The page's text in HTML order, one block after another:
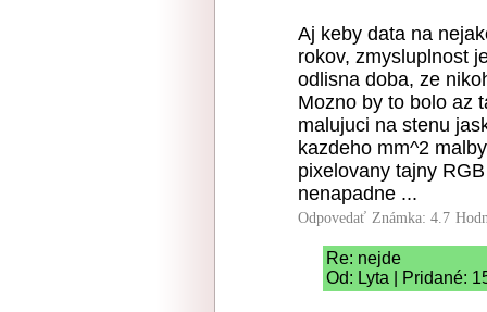
Aj keby data na
rokov, zmysluplnost
odlisna doba, ze
Mozno by to bolo az
malujuci na stenu
kazdeho mm^2
pixelovany tajny
nenapadne ...
Odpovedať Známka: 4.7
Re: nejde
Od: Lyta | Pridané: